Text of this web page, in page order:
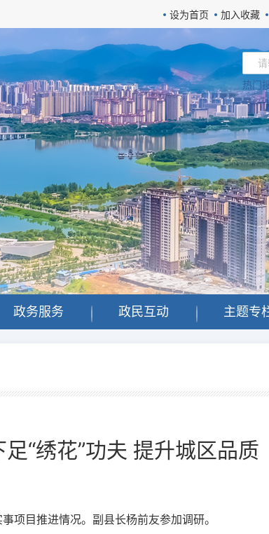
设为首页 加入收藏
热门
政务服务 政民互动 主题专
“绣花”功夫 提升城区品质
项目推进情况。副县长杨前友参加调研。